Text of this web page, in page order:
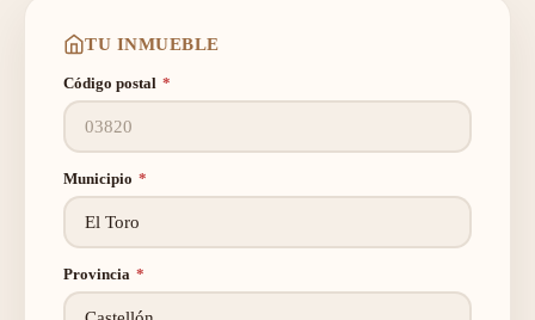
TU INMUEBLE
Código postal *
Municipio *
Provincia *